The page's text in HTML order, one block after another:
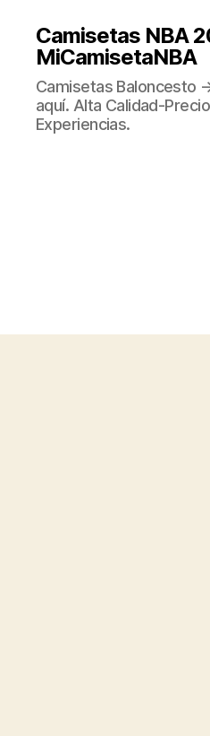
Camisetas NBA
MiCamisetaNBA
Camisetas Baloncesto
aquí. Alta Calidad-
Experiencias.